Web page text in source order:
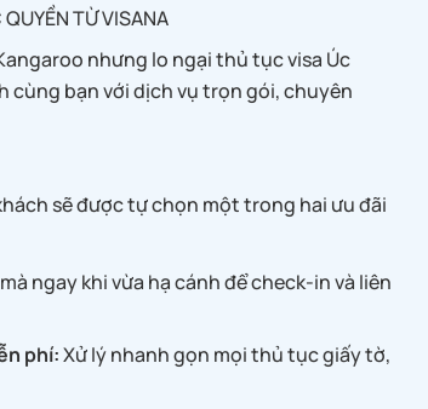
TỪ VISANA
nhưng lo ngại thủ tục visa Úc
cùng bạn với dịch vụ trọn gói, chuyên
sẽ được tự chọn một trong hai ưu đãi
ngay khi vừa hạ cánh để check-in và liên
phí:Xử lý nhanh gọn mọi thủ tục giấy tờ,